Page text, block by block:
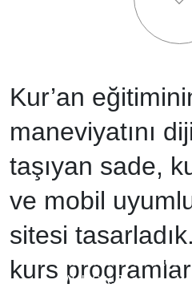
Kurumsal Web Sitesi
Web Site Tasarım +
Kur’an
maneviyatını
taşıyan sade,
ve mobil
sitesi
kurs